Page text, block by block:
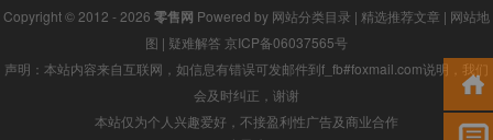
Copyright © 2012 - 2026 零售网 Powered by 网站分类目录 | 精选推荐文章 | 网站地
图 | 疑难解答 京ICP备06037565号
声明：本站内容来自互联网，如信息有错误可发邮件到f_fb#foxmail.com说明，我们
会及时纠正，谢谢
本站仅为个人兴趣爱好，不接盈利性广告及商业合作